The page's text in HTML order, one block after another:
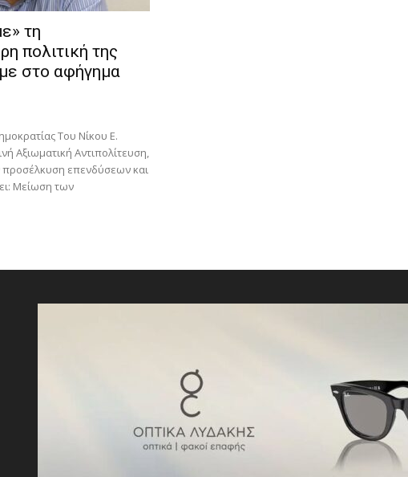
τη
πολιτική της
στο αφήγημα
Του Νίκου Ε.
Αξιωματική Αντιπολίτευση,
προσέλκυση επενδύσεων και
Μείωση των